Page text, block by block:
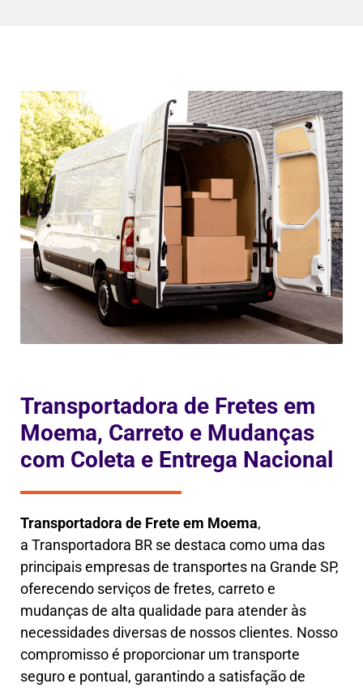
Transportadora de Fretes em
Moema, Carreto e Mudanças
com Coleta e Entrega Nacional
Transportadora de Frete em Moema,
a Transportadora BR se destaca como uma das
principais empresas de transportes na Grande SP,
oferecendo serviços de fretes, carreto e
mudanças de alta qualidade para atender às
necessidades diversas de nossos clientes. Nosso
compromisso é proporcionar um transporte
seguro e pontual, garantindo a satisfação de